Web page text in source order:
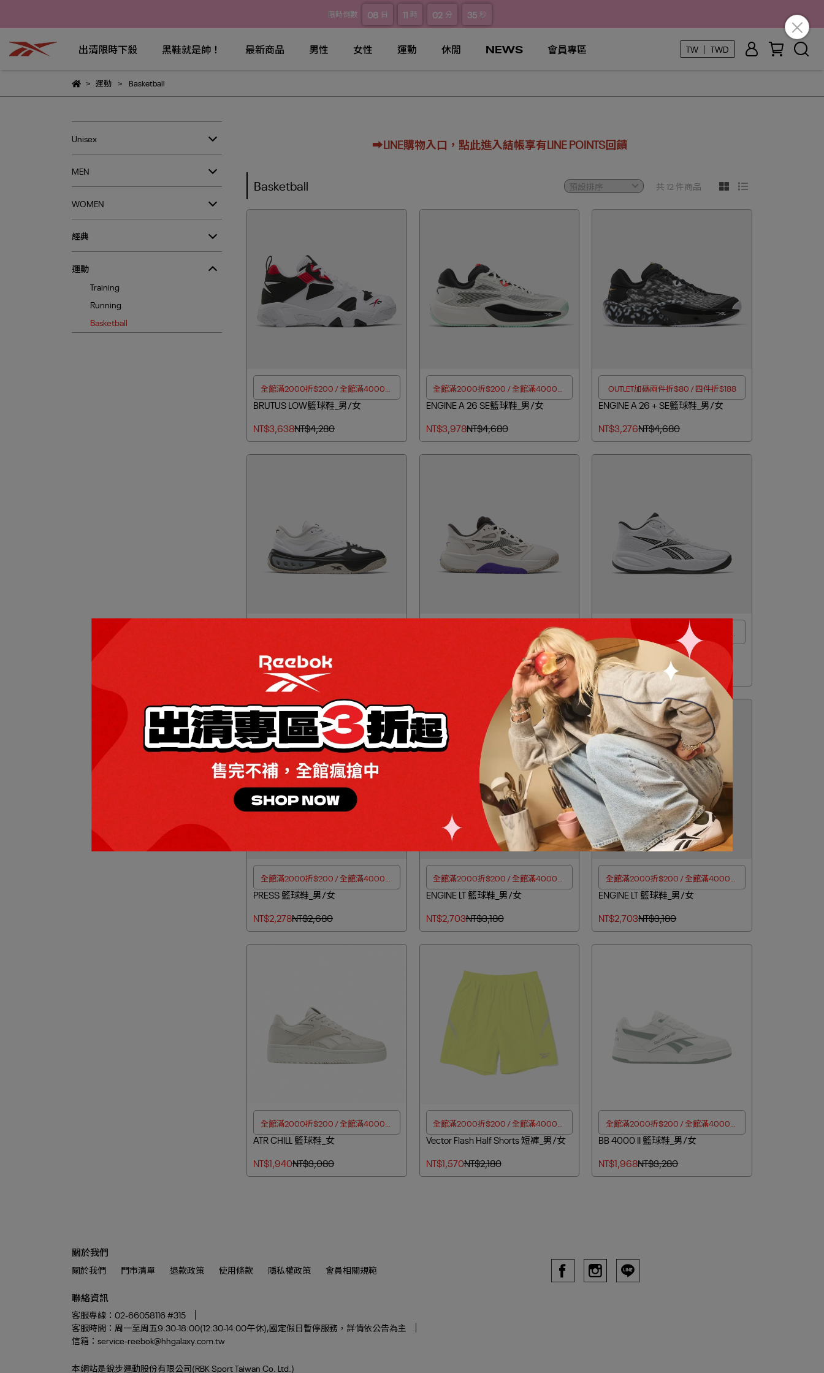
限時倒數 08 日 11 時 02 分 35 秒
出清限時下殺 黑鞋就是帥！ 最新商品 男性 女性 運動 休閒 NEWS 會員專區 TW ｜ TWD
運動 Basketball
Unisex
MEN
WOMEN
經典
運動
Training
Running
Basketball
➡️LINE購物入口，點此進入結帳享有LINE POINTS回饋
Basketball 共 12 件商品
全館滿2000折$200 / 全館滿4000折
$350
BRUTUS LOW籃球鞋_男/女
NT$3,638NT$4,280
全館滿2000折$200 / 全館滿4000折
$350
ENGINE A 26 SE籃球鞋_男/女
NT$3,978NT$4,680
OUTLET加碼兩件折$80 / 四件折$188
ENGINE A 26 + SE籃球鞋_男/女
NT$3,276NT$4,680
NT$4,482NT$4,980
全館滿2000折$200 / 全館滿4000折
全館滿2000折$200 / 全館滿4000折
$350
PRESS 籃球鞋_男/女
NT$2,278NT$2,680
全館滿2000折$200 / 全館滿4000折
$350
PRESS 籃球鞋_男/女
NT$2,278NT$2,680
全館滿2000折$200 / 全館滿4000折
$350
ENGINE LT 籃球鞋_男/女
NT$2,703NT$3,180
全館滿2000折$200 / 全館滿4000折
$350
ENGINE LT 籃球鞋_男/女
NT$2,703NT$3,180
全館滿2000折$200 / 全館滿4000折
$350
ATR CHILL 籃球鞋_女
NT$1,940NT$3,080
全館滿2000折$200 / 全館滿4000折
$350
Vector Flash Half Shorts 短褲_男/女
NT$1,570NT$2,180
全館滿2000折$200 / 全館滿4000折
$350
BB 4000 II 籃球鞋_男/女
NT$1,968NT$3,280
關於我們
關於我們 門市清單 退款政策 使用條款 隱私權政策 會員相關規範
聯絡資訊
客服專線：02-66058116 #315
客服時間：周一至周五9:30-18:00(12:30-14:00午休),國定假日暫停服務，詳情依公告為主
信箱：service-reebok@hhgalaxy.com.tw
本網站是銳步運動股份有限公司(RBK Sport Taiwan Co. Ltd.)